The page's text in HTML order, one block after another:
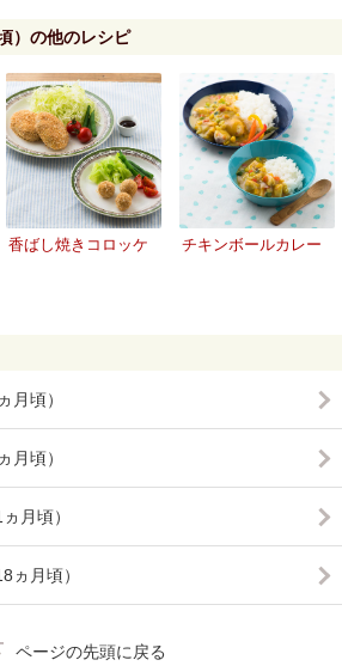
）の他のレシピ
香ばし焼きコロッケ チキンボールカレー
月頃）
月頃）
月頃）
ヵ月頃）